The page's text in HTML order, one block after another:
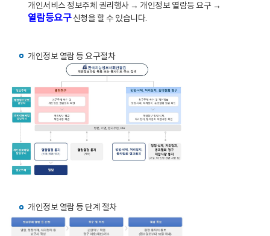
개인서비스 정보주체 권리행사 → 개인정보 열람등 요구 →
열람등요구신청을 할 수 있습니다.
개인정보 열람 등 요구절차
개인정보 열람 등 단계 절차